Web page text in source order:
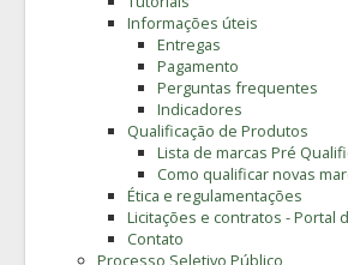
Informações úteis
Entregas
Pagamento
Perguntas frequentes
Indicadores
Qualificação de Produtos
Lista de marcas Pré
Como qualificar novas
Ética e regulamentações
Licitações e contratos - Portal
Contato
Processo Seletivo Público